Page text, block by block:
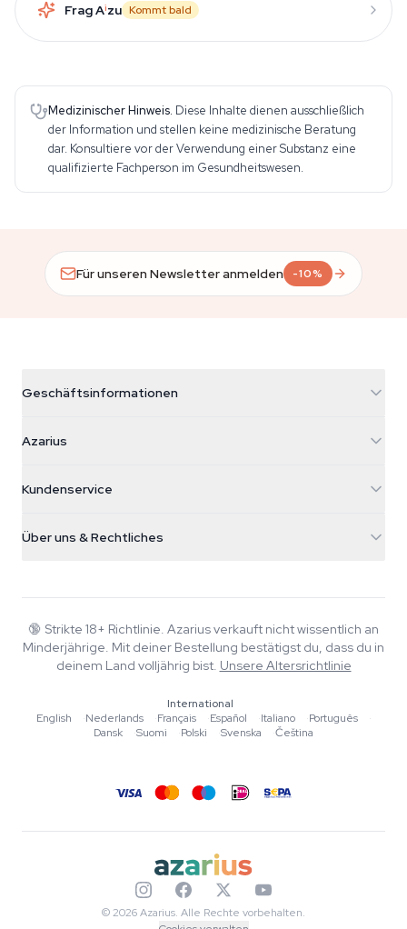
Frag Aizu Kommt bald
Medizinischer Hinweis. Diese Inhalte dienen ausschließlich
der Information und stellen keine medizinische Beratung
dar. Konsultiere vor der Verwendung einer Substanz eine
qualifizierte Fachperson im Gesundheitswesen.
Für unseren Newsletter anmelden -10%
Geschäftsinformationen
Galvaniweg 11
Nederland
+31(0)204897914
Azarius
Smokeshop
Kundenservice
FAQ
Datenschutzrichtlinie
Über uns & Rechtliches
Wiki
Blog
Musik
Redaktionelle Standards
Tools & Rechner
🔞 Strikte 18+ Richtlinie. Azarius verkauft nicht wissentlich an
Minderjährige. Mit deiner Bestellung bestätigst du, dass du in
deinem Land volljährig bist. Unsere Altersrichtlinie
International
English
·Nederlands ·Français ·Español ·Italiano ·Português
·
Dansk
·Suomi ·Polski ·Svenska ·Čeština
© 2026 Azarius. Alle Rechte vorbehalten.